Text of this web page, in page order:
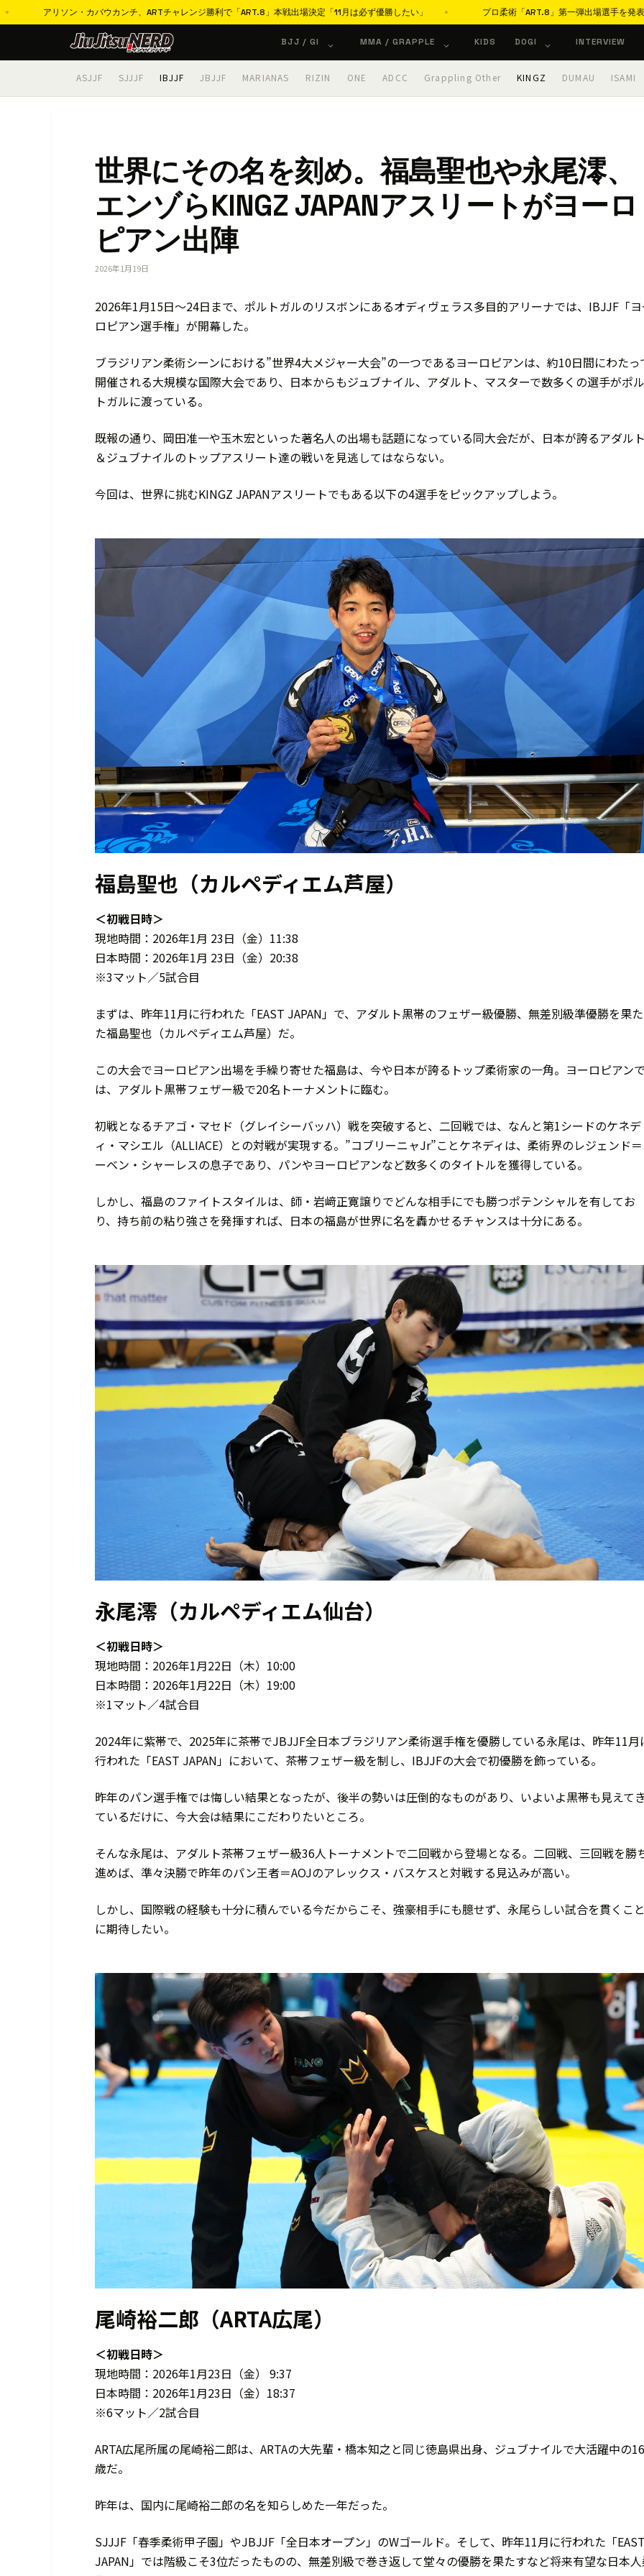
ソン・カバウカンチ、ARTチャレンジ勝利で「ART.8」本戦出場決定「11月は必ず優勝したい」 プロ柔術「ART.8」第一弾出場選手を発表 国内外の実
BJJ / GI MMA / GRAPPLE KIDS DOGI INTERVIEW
ASJJF SJJJF IBJJF JBJJF MARIANAS RIZIN ONE ADCC Grappling Other KINGZ DUMAU ISAMI
世界にその名を刻め。福島聖也や永尾澪、
エンゾらKINGZ JAPANアスリートがヨーロ
ピアン出陣
2026年1月19日
2026年1月15日～24日まで、ポルトガルのリスボンにあるオディヴェラス多目的アリーナでは、IBJJF「ヨ
ロピアン選手権」が開幕した。
ブラジリアン柔術シーンにおける”世界4大メジャー大会”の一つであるヨーロピアンは、約10日間にわたっ
開催される大規模な国際大会であり、日本からもジュブナイル、アダルト、マスターで数多くの選手がポル
トガルに渡っている。
既報の通り、岡田准一や玉木宏といった著名人の出場も話題になっている同大会だが、日本が誇るアダルト
＆ジュブナイルのトップアスリート達の戦いを見逃してはならない。
今回は、世界に挑むKINGZ JAPANアスリートでもある以下の4選手をピックアップしよう。
福島聖也（カルペディエム芦屋）
＜初戦日時＞
現地時間：2026年1月 23日（金）11:38
日本時間：2026年1月 23日（金）20:38
※3マット／5試合目
まずは、昨年11月に行われた「EAST JAPAN」で、アダルト黒帯のフェザー級優勝、無差別級準優勝を果
た福島聖也（カルペディエム芦屋）だ。
この大会でヨーロピアン出場を手繰り寄せた福島は、今や日本が誇るトップ柔術家の一角。ヨーロピアンで
は、アダルト黒帯フェザー級で20名トーナメントに臨む。
初戦となるチアゴ・マセド（グレイシーバッハ）戦を突破すると、二回戦では、なんと第1シードのケネデ
ィ・マシエル（ALLIACE）との対戦が実現する。”コブリーニャJr”ことケネディは、柔術界のレジェンド
ーベン・シャーレスの息子であり、パンやヨーロピアンなど数多くのタイトルを獲得している。
しかし、福島のファイトスタイルは、師・岩﨑正寛譲りでどんな相手にでも勝つポテンシャルを有してお
り、持ち前の粘り強さを発揮すれば、日本の福島が世界に名を轟かせるチャンスは十分にある。
永尾澪（カルペディエム仙台）
＜初戦日時＞
現地時間：2026年1月22日（木）10:00
日本時間：2026年1月22日（木）19:00
※1マット／4試合目
2024年に紫帯で、2025年に茶帯でJBJJF全日本ブラジリアン柔術選手権を優勝している永尾は、昨年11月
行われた「EAST JAPAN」において、茶帯フェザー級を制し、IBJJFの大会で初優勝を飾っている。
昨年のパン選手権では悔しい結果となったが、後半の勢いは圧倒的なものがあり、いよいよ黒帯も見えてき
ているだけに、今大会は結果にこだわりたいところ。
そんな永尾は、アダルト茶帯フェザー級36人トーナメントで二回戦から登場となる。二回戦、三回戦を勝
進めば、準々決勝で昨年のパン王者＝AOJのアレックス・バスケスと対戦する見込みが高い。
しかし、国際戦の経験も十分に積んでいる今だからこそ、強豪相手にも臆せず、永尾らしい試合を貫くこと
に期待したい。
尾崎裕二郎（ARTA広尾）
＜初戦日時＞
現地時間：2026年1月23日（金） 9:37
日本時間：2026年1月23日（金）18:37
※6マット／2試合目
ARTA広尾所属の尾崎裕二郎は、ARTAの大先輩・橋本知之と同じ徳島県出身、ジュブナイルで大活躍中の16
歳だ。
昨年は、国内に尾崎裕二郎の名を知らしめた一年だった。
SJJJF「春季柔術甲子園」やJBJJF「全日本オープン」のWゴールド。そして、昨年11月に行われた「EAST
JAPAN」では階級こそ3位だったものの、無差別級で巻き返して堂々の優勝を果たすなど将来有望な日本